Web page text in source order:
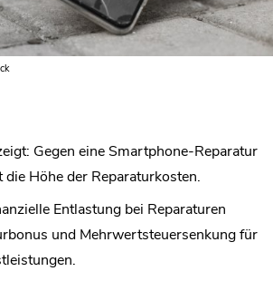
Gegen eine Smartphone-Reparatur
Höhe der Reparaturkosten.
Entlastung bei Reparaturen
und Mehrwertsteuersenkung für